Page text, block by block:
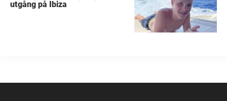
utgång på Ibiza